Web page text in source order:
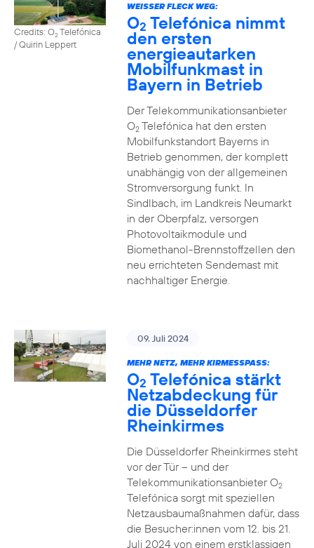
Credits: O2Telefónica
/ Quirin Leppert
WEISSER FLECK WEG:
O2 Telefónica nimmt
den ersten
energieautarken
Mobilfunkmast in
Bayern in Betrieb
Der Telekommunikationsanbieter
O2Telefónica hat den ersten
Mobilfunkstandort Bayerns in
Betrieb genommen, der komplett
unabhängig von der allgemeinen
Stromversorgung funkt. In
Sindlbach, im Landkreis Neumarkt
in der Oberpfalz, versorgen
Photovoltaikmodule und
Biomethanol-Brennstoffzellen den
neu errichteten Sendemast mit
nachhaltiger Energie.
09. Juli 2024
MEHR NETZ, MEHR KIRMESSPASS:
O2 Telefónica stärkt
Netzabdeckung für
die Düsseldorfer
Rheinkirmes
Die Düsseldorfer Rheinkirmes steht
vor der Tür – und der
Telekommunikationsanbieter O2
Telefónica sorgt mit speziellen
Netzausbaumaßnahmen dafür, dass
die Besucher:innen vom 12. bis 21.
Juli 2024 von einem erstklassigen